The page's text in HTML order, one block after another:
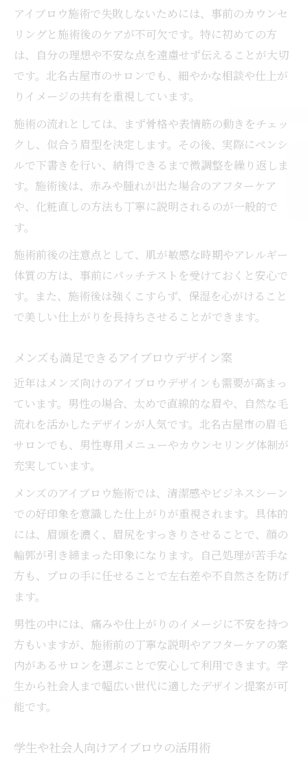
アイブロウ施術で失敗しないためには、事前のカウンセ
リングと施術後のケアが不可欠です。特に初めての方
は、自分の理想や不安な点を遠慮せず伝えることが大切
です。北名古屋市のサロンでも、細やかな相談や仕上が
りイメージの共有を重視しています。
施術の流れとしては、まず骨格や表情筋の動きをチェッ
クし、似合う眉型を決定します。その後、実際にペンシ
ルで下書きを行い、納得できるまで微調整を繰り返しま
す。施術後は、赤みや腫れが出た場合のアフターケア
や、化粧直しの方法も丁寧に説明されるのが一般的で
す。
施術前後の注意点として、肌が敏感な時期やアレルギー
体質の方は、事前にパッチテストを受けておくと安心で
す。また、施術後は強くこすらず、保湿を心がけること
で美しい仕上がりを長持ちさせることができます。
メンズも満足できるアイブロウデザイン案
近年はメンズ向けのアイブロウデザインも需要が高まっ
ています。男性の場合、太めで直線的な眉や、自然な毛
流れを活かしたデザインが人気です。北名古屋市の眉毛
サロンでも、男性専用メニューやカウンセリング体制が
充実しています。
メンズのアイブロウ施術では、清潔感やビジネスシーン
での好印象を意識した仕上がりが重視されます。具体的
には、眉頭を濃く、眉尻をすっきりさせることで、顔の
輪郭が引き締まった印象になります。自己処理が苦手な
方も、プロの手に任せることで左右差や不自然さを防げ
ます。
男性の中には、痛みや仕上がりのイメージに不安を持つ
方もいますが、施術前の丁寧な説明やアフターケアの案
内があるサロンを選ぶことで安心して利用できます。学
生から社会人まで幅広い世代に適したデザイン提案が可
能です。
学生や社会人向けアイブロウの活用術